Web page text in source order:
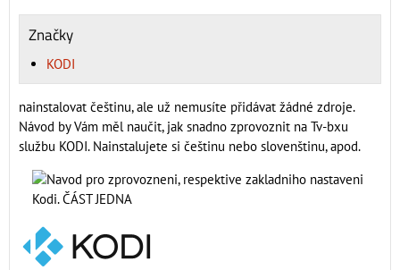
Značky
KODI
nainstalovat češtinu, ale už nemusíte přidávat žádné zdroje.
Návod by Vám měl naučit, jak snadno zprovoznit na Tv-bxu
službu KODI. Nainstalujete si češtinu nebo slovenštinu, apod.